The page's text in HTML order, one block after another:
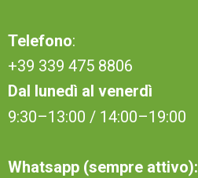
Telefono:
+39 339 475 8806
Dal lunedì al venerdì
9:30–13:00 / 14:00–19:00
Whatsapp (sempre attivo):